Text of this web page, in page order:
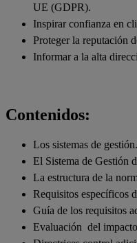
UE (GDPR).
Inspirar confianza en
Proteger la reputación
Informar a la alta
Contenidos:
Los sistemas de gestión.
El Sistema de Gestión
La estructura de la
Requisitos específicos
Guía de los requisitos
Evaluación del